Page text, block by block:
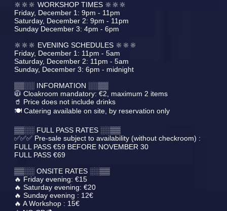
🔆🔆🔆 WORKSHOP TIMES 🔆🔆🔆
Friday, December 1: 9pm - 11pm
Saturday, December 2: 9pm - 11pm
Sunday December 3: 4pm - 6pm
🔆🔆🔆 EVENING SCHEDULES 🔆🔆🔆
Friday, December 1: 11pm - 5am
Saturday, December 2: 11pm - 5am
Sunday, December 3: 6pm - midnight
▒▒░░ INFORMATION ░░▒▒
🧥 Cloakroom mandatory: €2, maximum 2 items
🥤 Price does not include drinks
🍽️ Catering available on site, by reservation only
▒▒░░ FULL PASS RATES ░░▒▒
✅✅✅ Pre-sale subject to availability (without checkroom) :
FULL PASS €59 BEFORE NOVEMBER 30
FULL PASS €69
▒▒░░ ONSITE RATES ░░▒▒
🔥 Friday evening: €15
🔥 Saturday evening: €20
🔥 Sunday evening : 12€
🔥 A Workshop : 15€